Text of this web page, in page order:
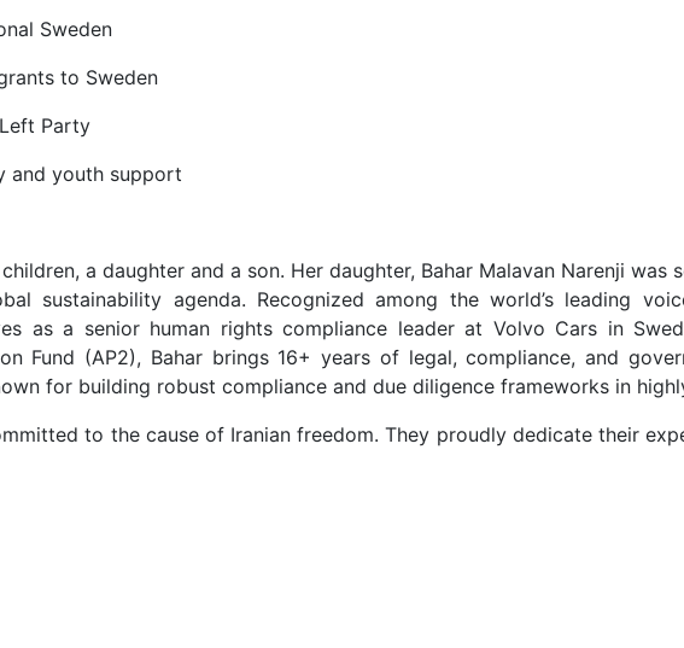
Sweden
to Sweden
Party
and youth support
a daughter and a son. Her daughter, Bahar Malavan Narenji was
sustainability agenda. Recognized among the world’s leading
as a senior human rights compliance leader at Volvo Cars in
Fund (AP2), Bahar brings 16+ years of legal, compliance, and
for building robust compliance and due diligence frameworks in
to the cause of Iranian freedom. They proudly dedicate their